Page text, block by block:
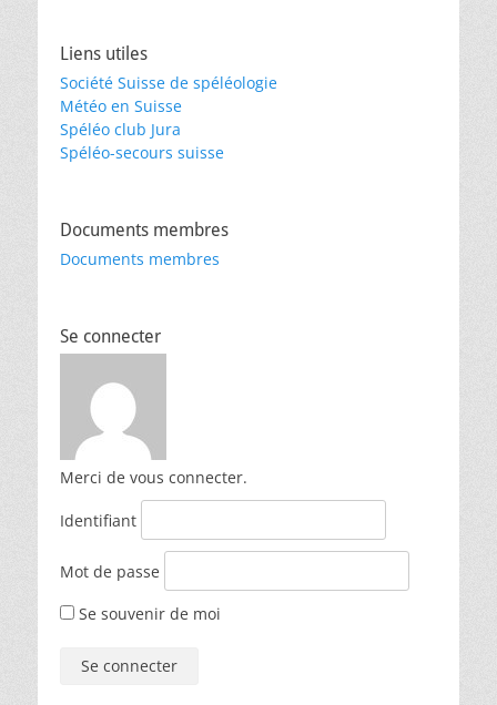
Liens utiles
Société Suisse de spéléologie
Météo en Suisse
Spéléo club Jura
Spéléo-secours suisse
Documents membres
Documents membres
Se connecter
Merci de vous connecter.
Identifiant
Mot de passe
Se souvenir de moi